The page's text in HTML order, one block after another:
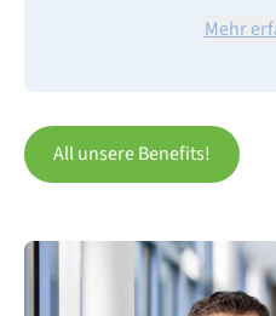
All unsere Benefits!